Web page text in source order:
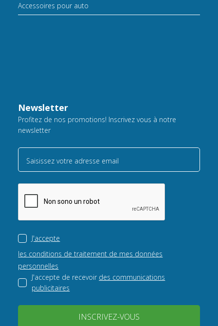
Accessoires pour auto
Newsletter
Profitez de nos promotions! Inscrivez vous à notre
newsletter
Saisissez votre adresse email
J'accepte
les conditions de traitement de mes données
personnelles
J'accepte de recevoir des communications
publicitaires
INSCRIVEZ-VOUS